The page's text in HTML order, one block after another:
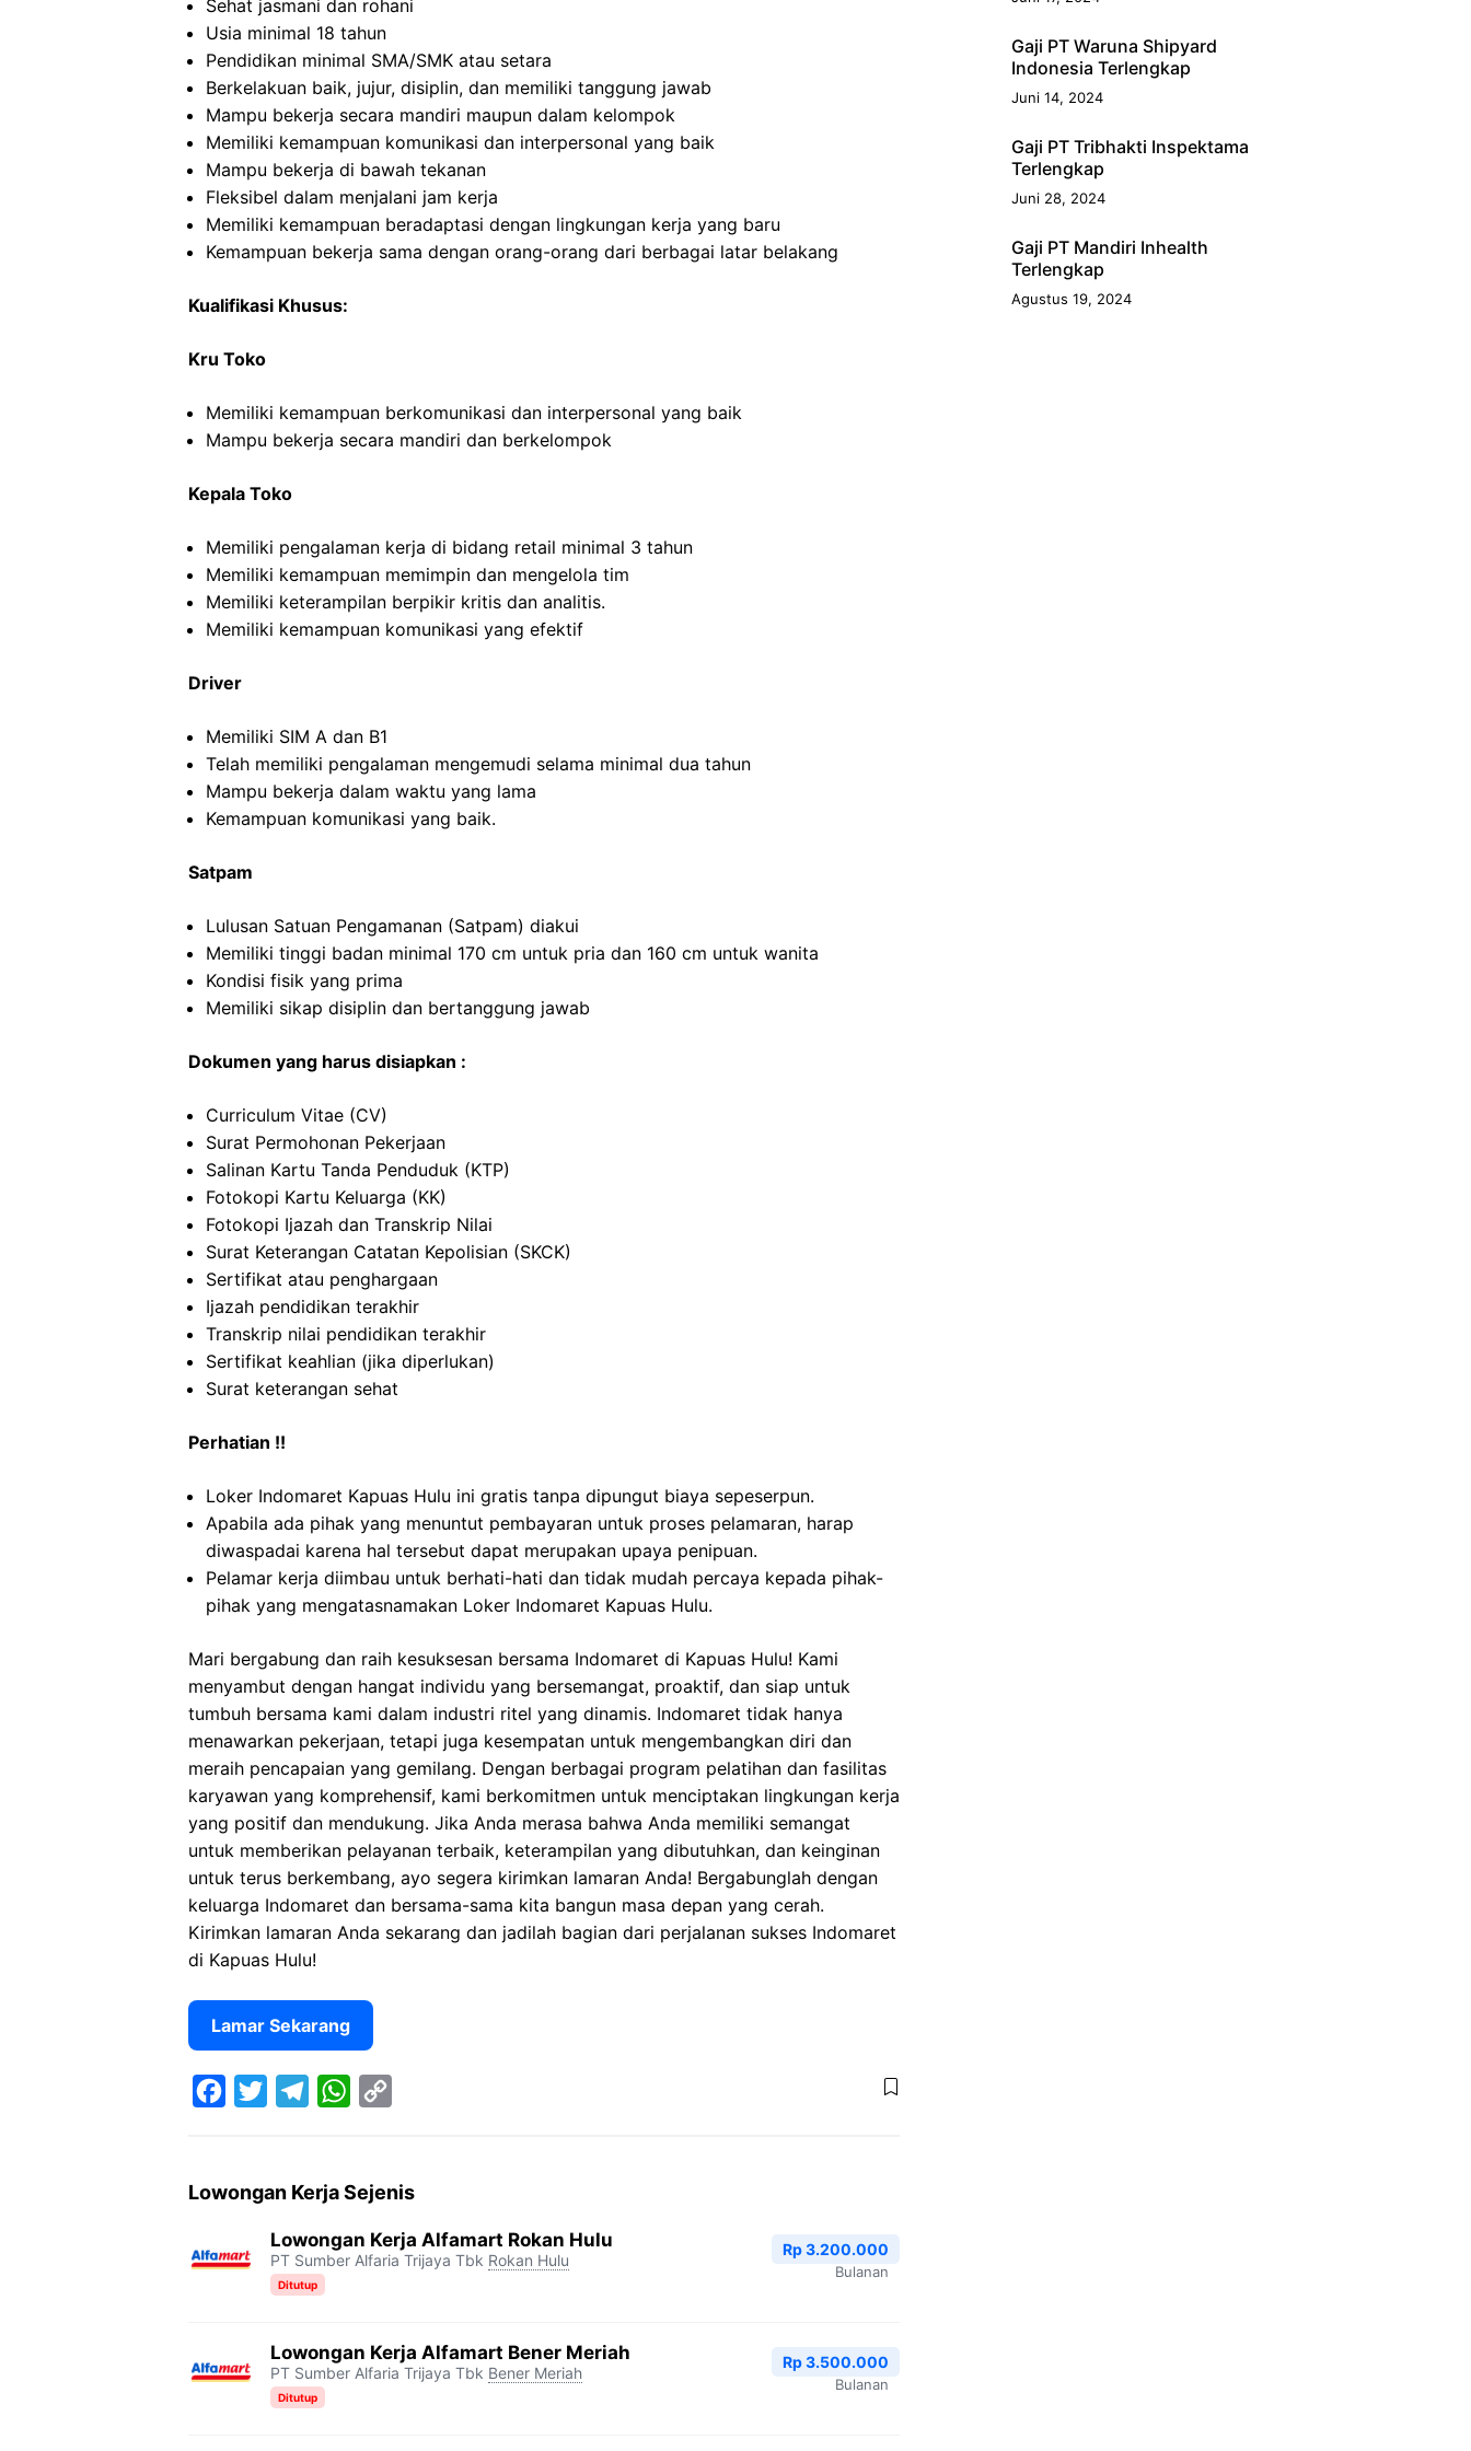
Sehat jasmani dan rohani
Usia minimal 18 tahun
Pendidikan minimal SMA/SMK atau setara
Berkelakuan baik, jujur, disiplin, dan memiliki tanggung jawab
Mampu bekerja secara mandiri maupun dalam kelompok
Memiliki kemampuan komunikasi dan interpersonal yang baik
Mampu bekerja di bawah tekanan
Fleksibel dalam menjalani jam kerja
Memiliki kemampuan beradaptasi dengan lingkungan kerja yang baru
Kemampuan bekerja sama dengan orang-orang dari berbagai latar belakang
Kualifikasi Khusus:
Kru Toko
Memiliki kemampuan berkomunikasi dan interpersonal yang baik
Mampu bekerja secara mandiri dan berkelompok
Kepala Toko
Memiliki pengalaman kerja di bidang retail minimal 3 tahun
Memiliki kemampuan memimpin dan mengelola tim
Memiliki keterampilan berpikir kritis dan analitis.
Memiliki kemampuan komunikasi yang efektif
Driver
Memiliki SIM A dan B1
Telah memiliki pengalaman mengemudi selama minimal dua tahun
Mampu bekerja dalam waktu yang lama
Kemampuan komunikasi yang baik.
Satpam
Lulusan Satuan Pengamanan (Satpam) diakui
Memiliki tinggi badan minimal 170 cm untuk pria dan 160 cm untuk wanita
Kondisi fisik yang prima
Memiliki sikap disiplin dan bertanggung jawab
Dokumen yang harus disiapkan :
Curriculum Vitae (CV)
Surat Permohonan Pekerjaan
Salinan Kartu Tanda Penduduk (KTP)
Fotokopi Kartu Keluarga (KK)
Fotokopi Ijazah dan Transkrip Nilai
Surat Keterangan Catatan Kepolisian (SKCK)
Sertifikat atau penghargaan
Ijazah pendidikan terakhir
Transkrip nilai pendidikan terakhir
Sertifikat keahlian (jika diperlukan)
Surat keterangan sehat
Perhatian !!
Loker Indomaret Kapuas Hulu ini gratis tanpa dipungut biaya sepeserpun.
Apabila ada pihak yang menuntut pembayaran untuk proses pelamaran, harap
diwaspadai karena hal tersebut dapat merupakan upaya penipuan.
Pelamar kerja diimbau untuk berhati-hati dan tidak mudah percaya kepada pihak-
pihak yang mengatasnamakan Loker Indomaret Kapuas Hulu.
Mari bergabung dan raih kesuksesan bersama Indomaret di Kapuas Hulu! Kami
menyambut dengan hangat individu yang bersemangat, proaktif, dan siap untuk
tumbuh bersama kami dalam industri ritel yang dinamis. Indomaret tidak hanya
menawarkan pekerjaan, tetapi juga kesempatan untuk mengembangkan diri dan
meraih pencapaian yang gemilang. Dengan berbagai program pelatihan dan fasilitas
karyawan yang komprehensif, kami berkomitmen untuk menciptakan lingkungan kerja
yang positif dan mendukung. Jika Anda merasa bahwa Anda memiliki semangat
untuk memberikan pelayanan terbaik, keterampilan yang dibutuhkan, dan keinginan
untuk terus berkembang, ayo segera kirimkan lamaran Anda! Bergabunglah dengan
keluarga Indomaret dan bersama-sama kita bangun masa depan yang cerah.
Kirimkan lamaran Anda sekarang dan jadilah bagian dari perjalanan sukses Indomaret
di Kapuas Hulu!
Lamar Sekarang
c
b
i
t
l
g
r
m
a
s
A
p
p
L
k
Lowongan Kerja Sejenis
Lowongan Kerja Alfamart Rokan Hulu
PT Sumber Alfaria Trijaya Tbk Rokan Hulu
Ditutup
Rp 3.200.000
Bulanan
Lowongan Kerja Alfamart Bener Meriah
PT Sumber Alfaria Trijaya Tbk Bener Meriah
Ditutup
Rp 3.500.000
Bulanan
Gaji PT Waruna Shipyard
Indonesia Terlengkap
Juni 14, 2024
Gaji PT Tribhakti Inspektama
Terlengkap
Juni 28, 2024
Gaji PT Mandiri Inhealth
Terlengkap
Agustus 19, 2024